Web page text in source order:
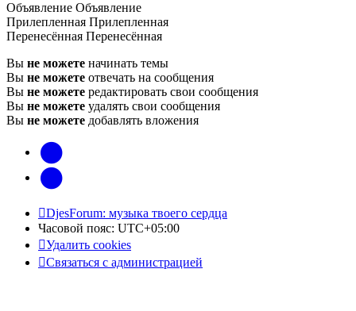
Объявление Объявление
Прилепленная Прилепленная
Перенесённая Перенесённая
Вы не можете начинать темы
Вы не можете отвечать на сообщения
Вы не можете редактировать свои сообщения
Вы не можете удалять свои сообщения
Вы не можете добавлять вложения
vk
Telegram
DjesForum: музыка твоего сердца
Часовой пояс: UTC+05:00
Удалить cookies
Связаться с администрацией